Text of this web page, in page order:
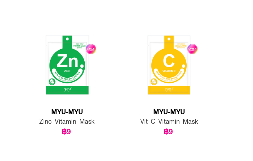
MYU-MYU
Zinc Vitamin Mask
฿9
MYU-MYU
Vit C Vitamin Mask
฿9